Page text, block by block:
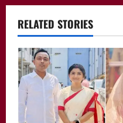
a
v
i
g
RELATED STORIES